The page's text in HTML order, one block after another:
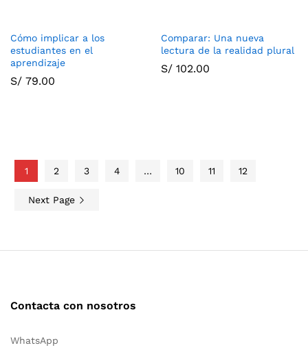
Cómo implicar a los
estudiantes en el
aprendizaje
S/ 79.00
Comparar: Una nueva
lectura de la realidad plural
S/ 102.00
1 2 3 4 … 10 11 12
Next Page
Contacta con nosotros
WhatsApp